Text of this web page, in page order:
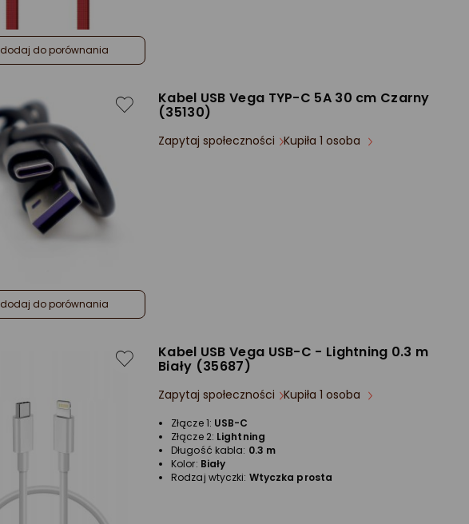
dodaj do porównania
dodaj do porównania
Kabel USB Vega TYP-C 5A 30 cm Czarny
(35130)
Zapytaj społeczności Kupiła 1 osoba
Kabel USB Vega USB-C - Lightning 0.3 m
Biały (35687)
Zapytaj społeczności Kupiła 1 osoba
Złącze 1: USB-C
Złącze 2: Lightning
Długość kabla: 0.3 m
Kolor: Biały
Rodzaj wtyczki: Wtyczka prosta